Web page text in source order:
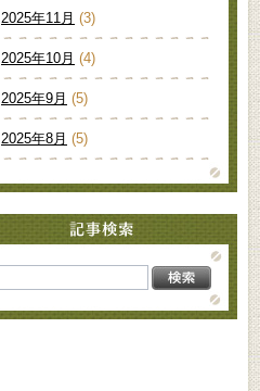
2025年11月 (3)
2025年10月 (4)
2025年9月 (5)
2025年8月 (5)